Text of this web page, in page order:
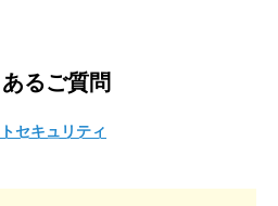
るご質問
セキュリティ